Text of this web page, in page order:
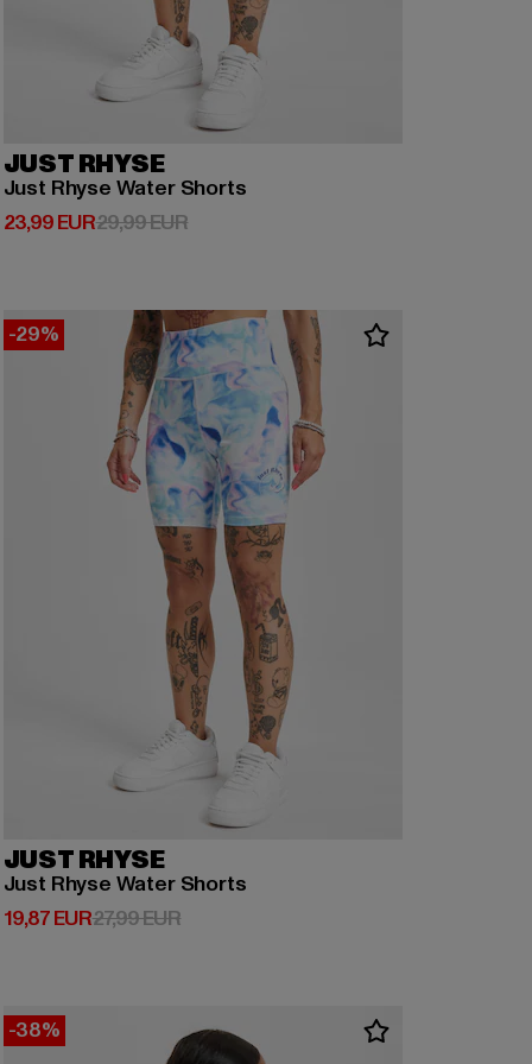
JUST RHYSE
Just Rhyse Water Shorts
23,99 EUR
Derzeitiger Preis: 23,99 EUR
29,99 EURAktionspreis: 29,99 EUR
-29%
JUST RHYSE
Just Rhyse Water Shorts
19,87 EUR
Derzeitiger Preis: 19,87 EUR
27,99 EURAktionspreis: 27,99 EUR
-38%